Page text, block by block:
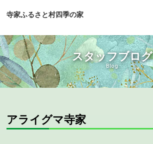
寺家ふるさと村四季の家
スタッフブログ
Blog
アライグマ寺家